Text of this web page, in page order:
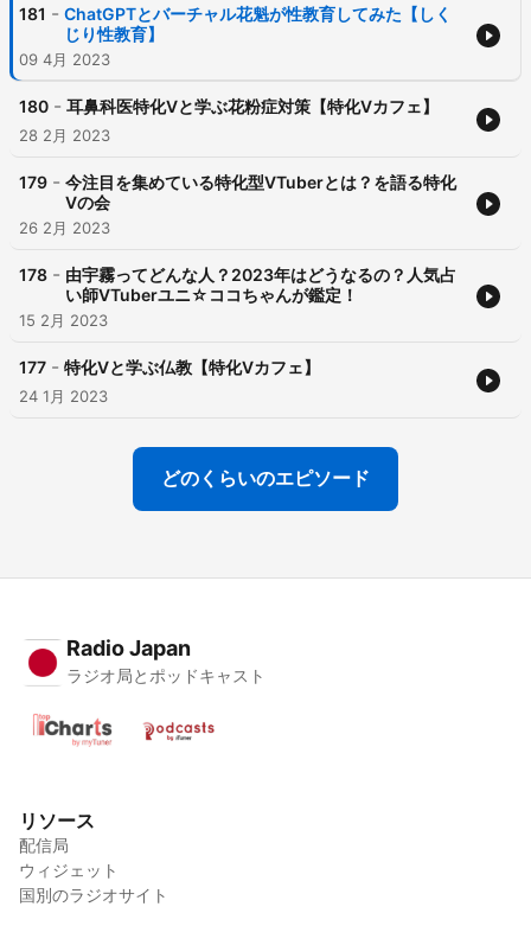
181 - ChatGPTとバーチャル花魁が性教育してみた【しく
じり性教育】
09 4月 2023
180 - 耳鼻科医特化Vと学ぶ花粉症対策【特化Vカフェ】
28 2月 2023
179 - 今注目を集めている特化型VTuberとは？を語る特化
Vの会
26 2月 2023
178 - 由宇霧ってどんな人？2023年はどうなるの？人気占
い師VTuberユニ☆ココちゃんが鑑定！
15 2月 2023
177 - 特化Vと学ぶ仏教【特化Vカフェ】
24 1月 2023
どのくらいのエピソード
Radio Japan
ラジオ局とポッドキャスト
リソース
配信局
ウィジェット
国別のラジオサイト